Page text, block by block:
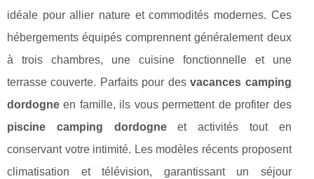
idéale pour allier nature et commodités modernes. Ces
hébergements équipés comprennent généralement deux
à trois chambres, une cuisine fonctionnelle et une
terrasse couverte. Parfaits pour desvacances camping
dordogne en famille, ils vous permettent de profiter des
piscine camping dordogneet activités tout en
conservant votre intimité. Les modèles récents proposent
climatisation et télévision, garantissant un séjour